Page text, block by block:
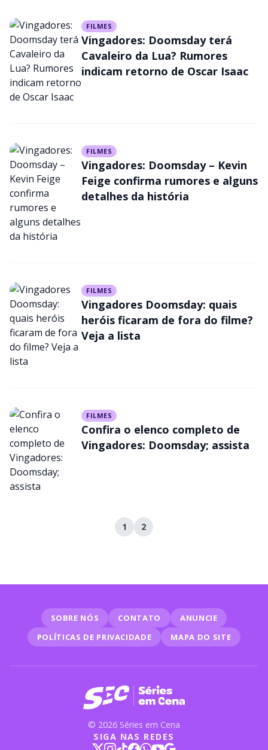
FILMES
Vingadores: Doomsday terá
Cavaleiro da Lua? Rumores
indicam retorno de Oscar Isaac
FILMES
Vingadores: Doomsday – Kevin
Feige confirma rumores e alguns
detalhes da história
FILMES
Vingadores Doomsday: quais
heróis ficaram de fora do filme?
Veja a lista
FILMES
Confira o elenco completo de
Vingadores: Doomsday; assista
1 2
SOBRE NÓS CONTATO
ANUNCIE
POLÍTICAS DE PRIVACIDADE
MAPA DO SITE
© 2026 Séries em Cena
SIGA NAS REDES